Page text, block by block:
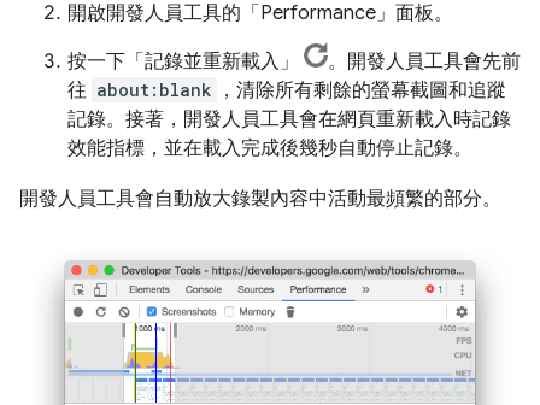
開啟開發人員工具的「Performance」 面板。
按一下「記錄並重新載入」
。開發人員工具會先前
往 about:blank
，清除所有剩餘的螢幕截圖和追蹤
記錄。接著，開發人員工具會在網頁重新載入時記錄
效能指標，並在載入完成後幾秒自動停止記錄。
開發人員工具會自動放大錄製內容中活動最頻繁的部分。